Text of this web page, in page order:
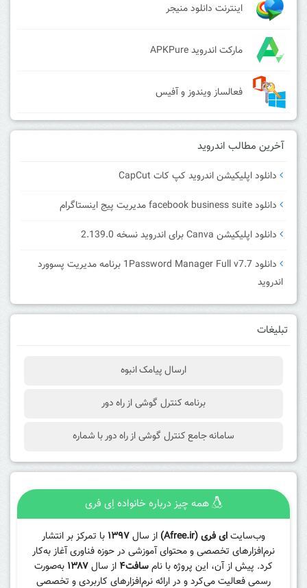
اینترنت دانلود منیجر
مارکت اندروید APKPure
فعالساز ویندوز و آفیس
آخرین مطالب اندروید
دانلود اپلیکیشن اندروید کپ کات CapCut
دانلود facebook business suite مدیریت پیج اینستاگرام
دانلود اپلیکیشن Canva برای اندروید نسخه 2.139.0
دانلود 1Password Manager Full v7.7 برنامه مدیریت پسوورد
اندروید
تبلیغات
ارسال پیامک انبوه
برنامه کنترل گوشی از راه دور
سامانه جامع کنترل گوشی از راه دور با شماره
همه چیز درباره خانواده اِی فری
وب‌سایتای فری (Afree.ir) از سال۱۳۹۷ با تمرکز بر انتشار
نرم‌افزارهای تخصصی و محتوای آموزشی در حوزه فناوری آغاز به‌کار
کرد. پیش از آن، این پروژه با نامسافت۴ از سال۱۳۸۷ به‌صورت
رسمی فعالیت می‌کرد و در ارائه نرم‌افزارهای کاربردی و تخصصی